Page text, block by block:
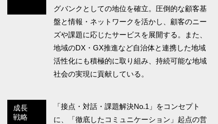
グバンクとしての地位を確立。圧倒的な顧客基
盤と情報・ネットワークを活かし、顧客のニー
ズや課題に応じたサービスを展開する。また、
地域のDX・GX推進など自治体と連携した地域
活性化にも積極的に取り組み、持続可能な地域
社会の実現に貢献している。
成長
戦略
「接点・対話・課題解決No.1」をコンセプト
に、「徹底したコミュニケーション」起点の営